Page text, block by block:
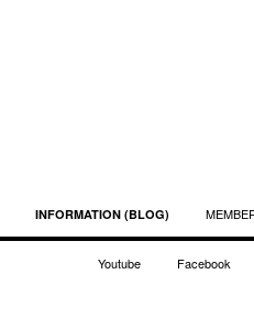
INFORMATION (BLOG)
Youtube Facebook